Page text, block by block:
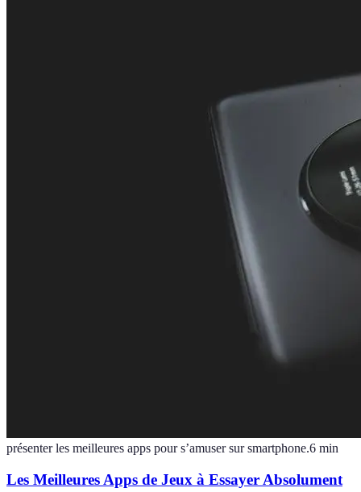
présenter les meilleures apps pour s’amuser sur smartphone.6 min
Les Meilleures Apps de Jeux à Essayer Absolument